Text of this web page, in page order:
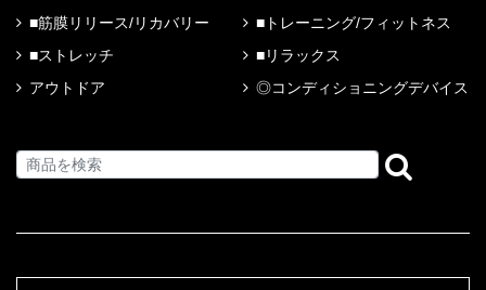
■筋膜リリース/リカバリー
■トレーニング/フィットネス
■ストレッチ
■リラックス
アウトドア
◎コンディショニングデバイス